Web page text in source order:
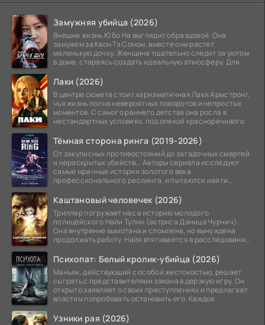
Замужняя убийца (2026)
Внешне жизнь Ю Бо На выглядит образцовой. Она
замужем за Квон Тэ Соном, вместе они растят
маленькую дочку. Женщина тщательно следит за уютом
в доме, стараясь создать идеальную атмосферу. Для
Лаки (2026)
В центре сюжета стоит харизматичная Лаки Армстронг,
чья жизнь полна невероятных поворотов и непростых
моментов. С самого раннего детства она росла в
нестандартных условиях, под опекой красноречивого
Тёмная сторона ринга (2019-2026)
От закулисных противостояний до загадочных смертей
и нераскрытых убийств... Авторы сериала исследуют
самые мрачные истории золотого века
профессионального реслинга, и пытаются найти
Каштановый человечек (2026)
Триллер погружает нас в историю молодого
полицейского Найи Тулин (актриса Даница Чурчич).
Она внутренне вымотана и сломлена, но вынуждена
продолжать работу. Найя втягивается в расследование
Психопат: Белый кролик-убийца (2026)
Маньяк, действующий с особой жестокостью, решает
сыграть с представителями закона в дерзкую игру. Он
открыто заявляет о своих преступлениях и предлагает
властям попробовать остановить его. Каждое
Узники рая (2026)